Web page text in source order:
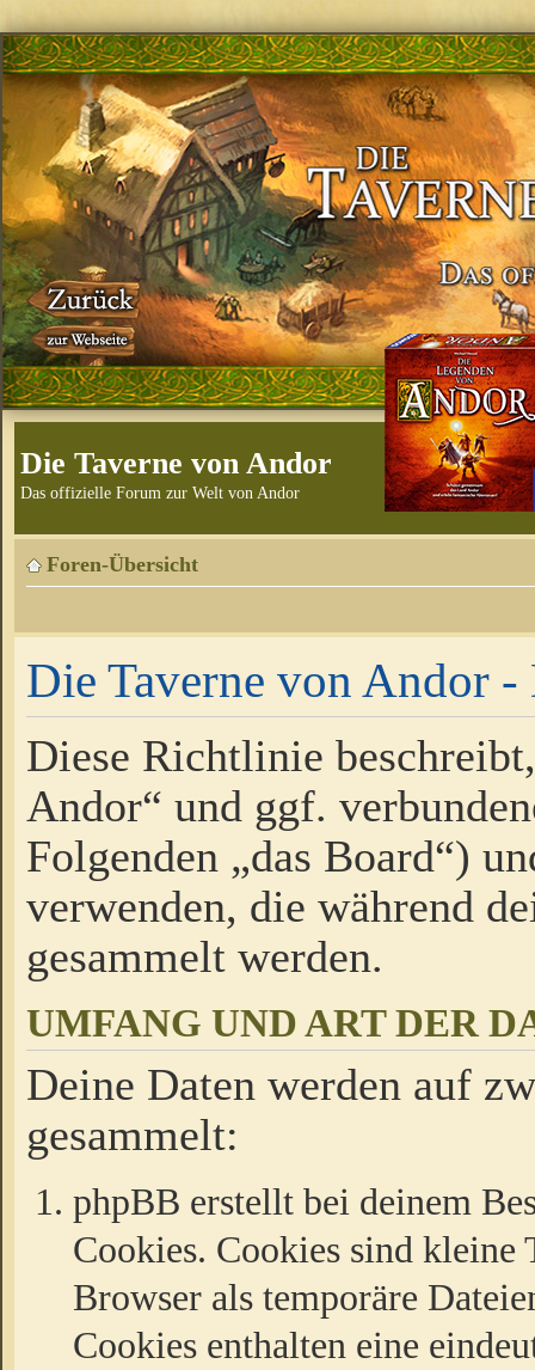
Die Taverne von Andor
Das offizielle Forum zur Welt von Andor
Foren-Übersicht
Die Taverne von Andor
Diese Richtlinie
Andor“ und ggf.
Folgenden „das Board“)
verwenden, die während
gesammelt werden.
UMFANG UND ART DER
Deine Daten werden auf
gesammelt:
phpBB erstellt bei deinem
Cookies. Cookies sind kleine
Browser als temporäre
Cookies enthalten eine